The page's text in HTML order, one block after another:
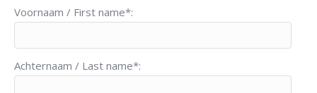
Voornaam / First name*:
Achternaam / Last name*: